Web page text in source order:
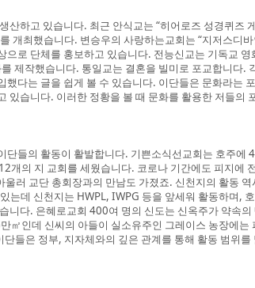
산하고 있습니다. 최근 안식교는 “히어로즈 성경퀴즈
개최했습니다. 변승우의 사랑하는교회는 “지저스디
로 단체를 홍보하고 있습니다. 전능신교는 기독교 영
제작했습니다. 통일교는 결혼을 빌미로 포교합니다.
다는 글을 쉽게 볼 수 있습니다. 이단들은 문화라는
있습니다. 이러한 정황을 볼 때 문화를 활용한 저들의
단들의 활동이 활발합니다. 기쁜소식선교회는 호주에
개의 지 교회를 세웠습니다. 코로나 기간에도 피지에
러 교단 총회장과의 만남도 가졌죠. 신천지의 활동
는데 신천지는 HWPL, IWPG 등을 앞세워 활동하며,
니다. 은혜로교회 400여 명의 신도는 신옥주가 약속의
㎡인데 신씨의 아들이 실소유주인 그레이스 농장에는
들은 정부, 지자체와의 깊은 관계를 통해 활동 범위를